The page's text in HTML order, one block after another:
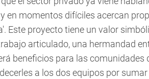
en momentos difíciles acercan
Este proyecto tiene un valor
articulado, una hermandad
beneficios para las comunidades
a los dos equipos por sumar